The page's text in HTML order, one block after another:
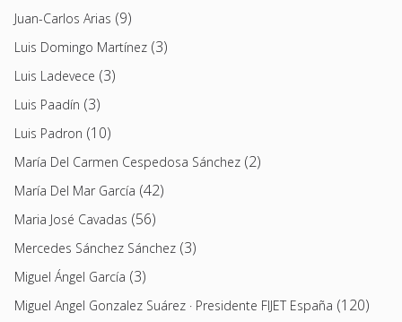
Juan-Carlos Arias (9)
Luis Domingo Martínez (3)
Luis Ladevece (3)
Luis Paadín (3)
Luis Padron (10)
María Del Carmen Cespedosa Sánchez (2)
María Del Mar García (42)
Maria José Cavadas (56)
Mercedes Sánchez Sánchez (3)
Miguel Ángel García (3)
Miguel Angel Gonzalez Suárez · Presidente FIJET España (120)